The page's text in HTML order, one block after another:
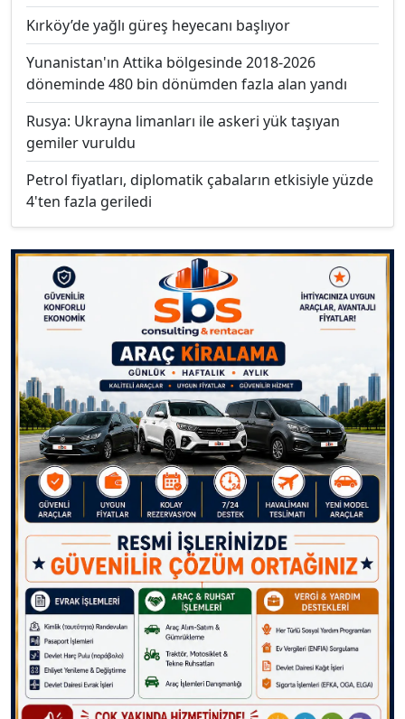
Kırköy’de yağlı güreş heyecanı başlıyor
Yunanistan'ın Attika bölgesinde 2018-2026
döneminde 480 bin dönümden fazla alan yandı
Rusya: Ukrayna limanları ile askeri yük taşıyan
gemiler vuruldu
Petrol fiyatları, diplomatik çabaların etkisiyle yüzde
4'ten fazla geriledi